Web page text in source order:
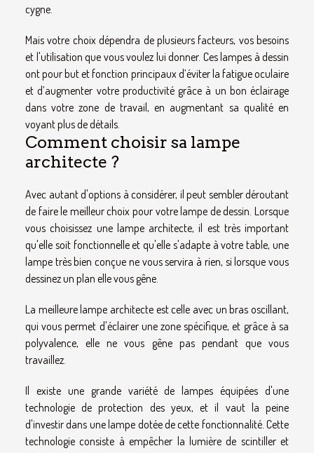
cygne.
Mais votre choix dépendra de plusieurs facteurs, vos besoins
et l'utilisation que vous voulez lui donner. Ces lampes à dessin
ont pour but et fonction principaux d’éviter la fatigue oculaire
et d’augmenter votre productivité grâce à un bon éclairage
dans votre zone de travail, en augmentant sa qualité en
voyant plus de détails.
Comment choisir sa lampe
architecte ?
Avec autant d'options à considérer, il peut sembler déroutant
de faire le meilleur choix pour votre lampe de dessin. Lorsque
vous choisissez une lampe architecte, il est très important
qu'elle soit fonctionnelle et qu'elle s'adapte à votre table, une
lampe très bien conçue ne vous servira à rien, si lorsque vous
dessinez un plan elle vous gêne.
La meilleure lampe architecte est celle avec un bras oscillant,
qui vous permet d'éclairer une zone spécifique, et grâce à sa
polyvalence, elle ne vous gêne pas pendant que vous
travaillez.
Il existe une grande variété de lampes équipées d'une
technologie de protection des yeux, et il vaut la peine
d'investir dans une lampe dotée de cette fonctionnalité. Cette
technologie consiste à empêcher la lumière de scintiller et